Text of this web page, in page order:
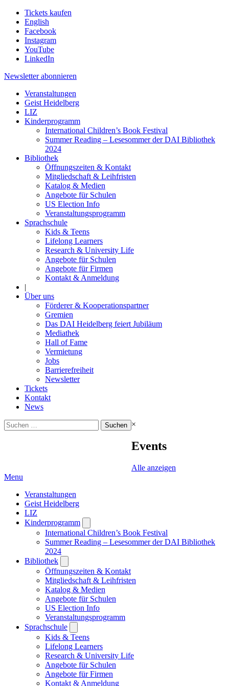
Tickets kaufen
English
Facebook
Instagram
YouTube
LinkedIn
Newsletter abonnieren
Veranstaltungen
Geist Heidelberg
LIZ
Kinderprogramm
International Children’s Book Festival
Summer Reading – Lesesommer der DAI Bibliothek
2024
Bibliothek
Öffnungszeiten & Kontakt
Mitgliedschaft & Leihfristen
Katalog & Medien
Angebote für Schulen
US Election Info
Veranstaltungsprogramm
Sprachschule
Kids & Teens
Lifelong Learners
Research & University Life
Angebote für Schulen
Angebote für Firmen
Kontakt & Anmeldung
|
Über uns
Förderer & Kooperationspartner
Gremien
Das DAI Heidelberg feiert Jubiläum
Mediathek
Hall of Fame
Vermietung
Jobs
Barrierefreiheit
Newsletter
Tickets
Kontakt
News
Suchen
nach:
×
Events
Alle anzeigen
Menu
Veranstaltungen
Geist Heidelberg
LIZ
Kinderprogramm
submenu
International Children’s Book Festival
Summer Reading – Lesesommer der DAI Bibliothek
2024
Bibliothek
submenu
Öffnungszeiten & Kontakt
Mitgliedschaft & Leihfristen
Katalog & Medien
Angebote für Schulen
US Election Info
Veranstaltungsprogramm
Sprachschule
submenu
Kids & Teens
Lifelong Learners
Research & University Life
Angebote für Schulen
Angebote für Firmen
Kontakt & Anmeldung